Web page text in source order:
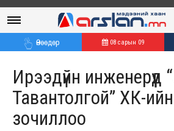
Өнөөдөр 08 сарын 09
Ирээдүйн инженерүүд
Тавантолгой” ХК-
зочиллоо